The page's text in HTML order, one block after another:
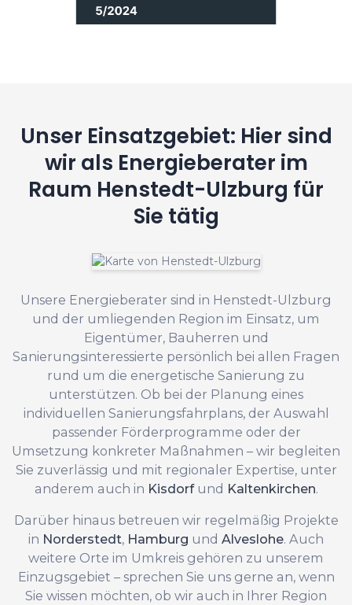
Unser Einsatzgebiet: Hier sind
wir als Energieberater im
Raum Henstedt-Ulzburg für
Sie tätig
Unsere Energieberater sind in Henstedt-Ulzburg
und der umliegenden Region im Einsatz, um
Eigentümer, Bauherren und
Sanierungsinteressierte persönlich bei allen Fragen
rund um die energetische Sanierung zu
unterstützen. Ob bei der Planung eines
individuellen Sanierungsfahrplans, der Auswahl
passender Förderprogramme oder der
Umsetzung konkreter Maßnahmen – wir begleiten
Sie zuverlässig und mit regionaler Expertise, unter
anderem auch in Kisdorfund Kaltenkirchen.
Darüber hinaus betreuen wir regelmäßig Projekte
in Norderstedt, Hamburg und Alveslohe. Auch
weitere Orte im Umkreis gehören zu unserem
Einzugsgebiet – sprechen Sie uns gerne an, wenn
Sie wissen möchten, ob wir auch in Ihrer Region